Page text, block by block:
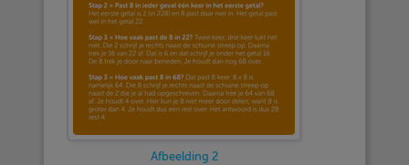
Afbeelding 2